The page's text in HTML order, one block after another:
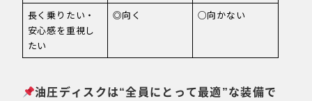
長く乗りたい・
安心感を重視し
たい
◎向く ○向かない
油圧ディスクは“全員にとって最適”な装備で